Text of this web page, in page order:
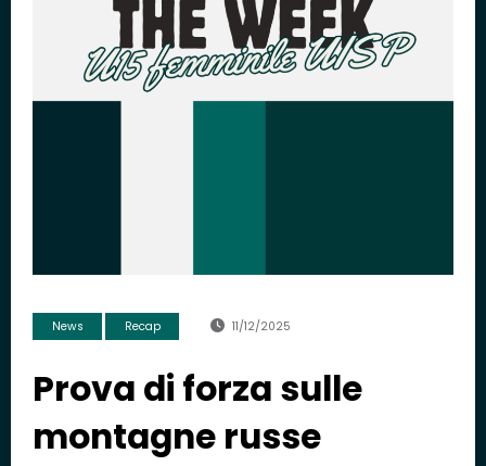
News Recap 11/12/2025
Prova di forza sulle
montagne russe